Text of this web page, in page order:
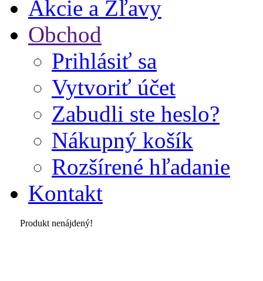
Akcie a Zľavy
Obchod
Prihlásiť sa
Vytvoriť účet
Zabudli ste heslo?
Nákupný košík
Rozšírené hľadanie
Kontakt
Produkt nenájdený!